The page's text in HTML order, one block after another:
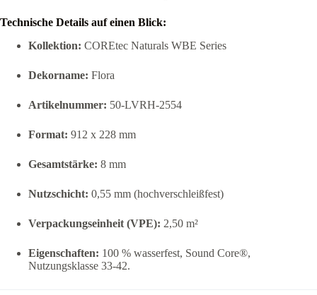
Technische Details auf einen Blick:
Kollektion: COREtec Naturals WBE Series
Dekorname: Flora
Artikelnummer: 50-LVRH-2554
Format: 912 x 228 mm
Gesamtstärke: 8 mm
Nutzschicht: 0,55 mm (hochverschleißfest)
Verpackungseinheit (VPE): 2,50 m²
Eigenschaften: 100 % wasserfest, Sound Core®,
Nutzungsklasse 33-42.